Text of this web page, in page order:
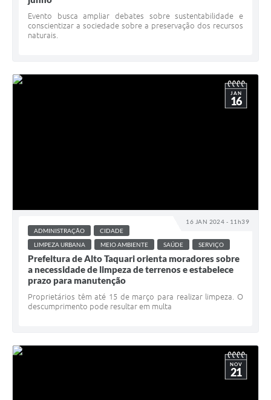
Evento busca ampliar debates sobre sustentabilidade e
conscientizar a sociedade sobre a preservação dos recursos
naturais.
16 JAN 2024 - 11h39
JAN
16
ADMINISTRAÇÃO
CIDADE
LIMPEZA URBANA
MEIO AMBIENTE SAÚDE SERVIÇO
Prefeitura de Alto Taquari orienta moradores sobre
a necessidade de limpeza de terrenos e estabelece
prazo para manutenção
Proprietários têm até 15 de março para realizar limpeza. O
descumprimento pode resultar em multa
NOV
21